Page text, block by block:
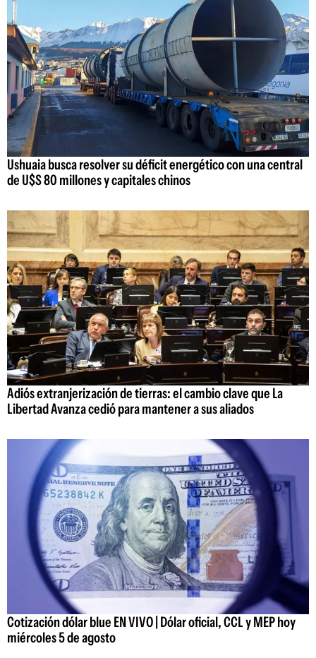
Ushuaia busca resolver su déficit energético con una central
de U$S 80 millones y capitales chinos
Adiós extranjerización de tierras: el cambio clave que La
Libertad Avanza cedió para mantener a sus aliados
Cotización dólar blue EN VIVO | Dólar oficial, CCL y MEP hoy
miércoles 5 de agosto